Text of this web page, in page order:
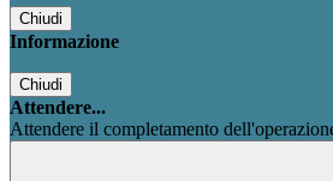
Chiudi
Informazione
Chiudi
Attendere...
Attendere il completamento